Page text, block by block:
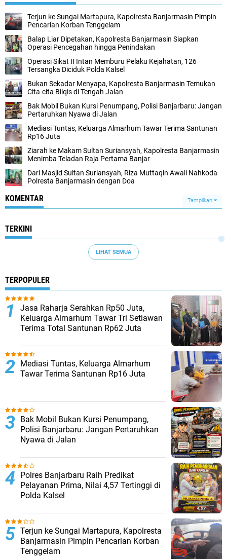
Terjun ke Sungai Martapura, Kapolresta Banjarmasin Pimpin
Pencarian Korban Tenggelam
Balap Liar Dipetakan, Kapolresta Banjarmasin Siapkan
Operasi Pencegahan hingga Penindakan
Operasi Sikat II Intan Memburu Pelaku Kejahatan, 126
Tersangka Diciduk Polda Kalsel
Bukan Sekadar Menyapa, Kapolresta Banjarmasin Temukan
Cita-cita Bilqis di Tengah Jalan
Bak Mobil Bukan Kursi Penumpang, Polisi Banjarbaru: Jangan
Pertaruhkan Nyawa di Jalan
Mediasi Tuntas, Keluarga Almarhum Tawar Terima Santunan
Rp16 Juta
Ziarah ke Makam Sultan Suriansyah, Kapolresta Banjarmasin
Menimba Teladan Raja Pertama Banjar
Dari Masjid Sultan Suriansyah, Riza Muttaqin Awali Nahkoda
Polresta Banjarmasin dengan Doa
KOMENTAR Tampilkan
TERKINI
LIHAT SEMUA
TERPOPULER
Jasa Raharja Serahkan Rp50 Juta,
Keluarga Almarhum Tawar Tri Setiawan
Terima Total Santunan Rp62 Juta
Mediasi Tuntas, Keluarga Almarhum
Tawar Terima Santunan Rp16 Juta
Bak Mobil Bukan Kursi Penumpang,
Polisi Banjarbaru: Jangan Pertaruhkan
Nyawa di Jalan
Polres Banjarbaru Raih Predikat
Pelayanan Prima, Nilai 4,57 Tertinggi di
Polda Kalsel
Terjun ke Sungai Martapura, Kapolresta
Banjarmasin Pimpin Pencarian Korban
Tenggelam